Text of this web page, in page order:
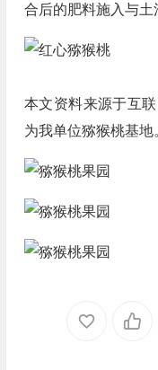
合后的肥料施入与土
本文资料来源于互
为我单位猕猴桃基地